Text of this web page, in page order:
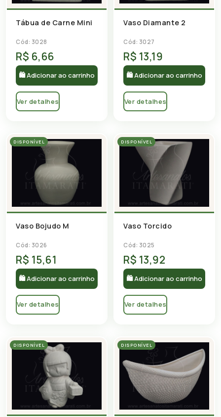
Tábua de Carne Mini
Cód: 3028
R$ 6,66
🛍 Adicionar ao carrinho
Ver detalhes
Vaso Diamante 2
Cód: 3027
R$ 13,19
🛍 Adicionar ao carrinho
Ver detalhes
DISPONÍVEL
Vaso Bojudo M
Cód: 3026
R$ 15,61
🛍 Adicionar ao carrinho
Ver detalhes
DISPONÍVEL
Vaso Torcido
Cód: 3025
R$ 13,92
🛍 Adicionar ao carrinho
Ver detalhes
DISPONÍVEL DISPONÍVEL